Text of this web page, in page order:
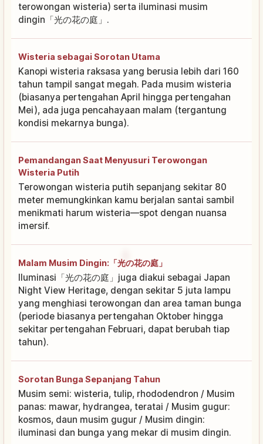
terowongan wisteria) serta iluminasi musim
dingin「光の花の庭」.
Wisteria sebagai Sorotan Utama
Kanopi wisteria raksasa yang berusia lebih dari 160
tahun tampil sangat megah. Pada musim wisteria
(biasanya pertengahan April hingga pertengahan
Mei), ada juga pencahayaan malam (tergantung
kondisi mekarnya bunga).
Pemandangan Saat Menyusuri Terowongan
Wisteria Putih
Terowongan wisteria putih sepanjang sekitar 80
meter memungkinkan kamu berjalan santai sambil
menikmati harum wisteria—spot dengan nuansa
imersif.
Malam Musim Dingin:「光の花の庭」
Iluminasi「光の花の庭」juga diakui sebagai Japan
Night View Heritage, dengan sekitar 5 juta lampu
yang menghiasi terowongan dan area taman bunga
(periode biasanya pertengahan Oktober hingga
sekitar pertengahan Februari, dapat berubah tiap
tahun).
Sorotan Bunga Sepanjang Tahun
Musim semi: wisteria, tulip, rhododendron / Musim
panas: mawar, hydrangea, teratai / Musim gugur:
kosmos, daun musim gugur / Musim dingin:
iluminasi dan bunga yang mekar di musim dingin.